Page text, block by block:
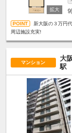
9
新大阪の３万円
周辺施設充実!
マンション
大
駅